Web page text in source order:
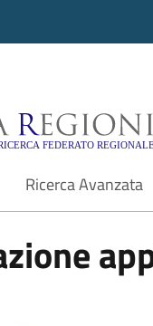
-
Ricerca Avanzata